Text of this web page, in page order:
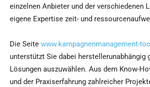
einzelnen Anbieter und der verschiedenen
eigene Expertise zeit- und
Die Seite www.kampagnenmanagement-
unterstützt Sie dabei herstellerunabhängig
Lösungen auszuwählen. Aus dem Know-
und der Praxiserfahrung zahlreicher